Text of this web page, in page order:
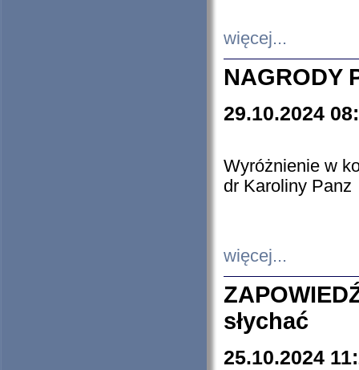
więcej...
NAGRODY
29.10.2024
Wyróżnienie w
dr Karoliny Panz
więcej...
słychać
25.10.2024